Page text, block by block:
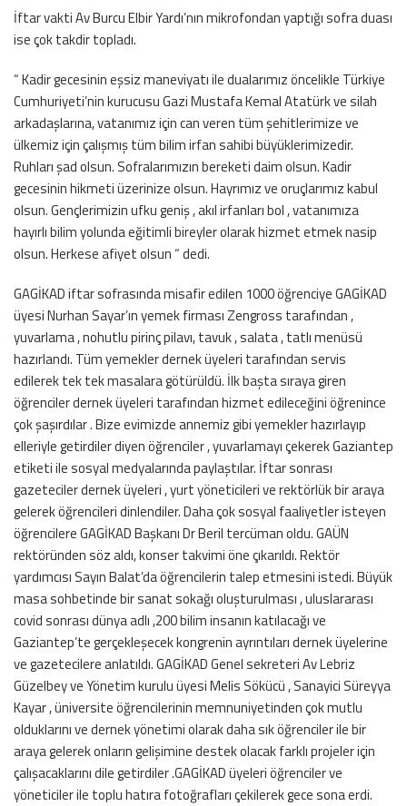
İftar vakti Av Burcu Elbir Yardı’nın mikrofondan yaptığı sofra duası
ise çok takdir topladı.
“ Kadir gecesinin eşsiz maneviyatı ile dualarımız öncelikle Türkiye
Cumhuriyeti’nin kurucusu Gazi Mustafa Kemal Atatürk ve silah
arkadaşlarına, vatanımız için can veren tüm şehitlerimize ve
ülkemiz için çalışmış tüm bilim irfan sahibi büyüklerimizedir.
Ruhları şad olsun. Sofralarımızın bereketi daim olsun. Kadir
gecesinin hikmeti üzerinize olsun. Hayrımız ve oruçlarımız kabul
olsun. Gençlerimizin ufku geniş , akıl irfanları bol , vatanımıza
hayırlı bilim yolunda eğitimli bireyler olarak hizmet etmek nasip
olsun. Herkese afiyet olsun “ dedi.
GAGİKAD iftar sofrasında misafir edilen 1000 öğrenciye GAGİKAD
üyesi Nurhan Sayar’ın yemek firması Zengross tarafından ,
yuvarlama , nohutlu pirinç pilavı, tavuk , salata , tatlı menüsü
hazırlandı. Tüm yemekler dernek üyeleri tarafından servis
edilerek tek tek masalara götürüldü. İlk başta sıraya giren
öğrenciler dernek üyeleri tarafından hizmet edileceğini öğrenince
çok şaşırdılar . Bize evimizde annemiz gibi yemekler hazırlayıp
elleriyle getirdiler diyen öğrenciler , yuvarlamayı çekerek Gaziantep
etiketi ile sosyal medyalarında paylaştılar. İftar sonrası
gazeteciler dernek üyeleri , yurt yöneticileri ve rektörlük bir araya
gelerek öğrencileri dinlendiler. Daha çok sosyal faaliyetler isteyen
öğrencilere GAGİKAD Başkanı Dr Beril tercüman oldu. GAÜN
rektöründen söz aldı, konser takvimi öne çıkarıldı. Rektör
yardımcısı Sayın Balat’da öğrencilerin talep etmesini istedi. Büyük
masa sohbetinde bir sanat sokağı oluşturulması , uluslararası
covid sonrası dünya adlı ,200 bilim insanın katılacağı ve
Gaziantep’te gerçekleşecek kongrenin ayrıntıları dernek üyelerine
ve gazetecilere anlatıldı. GAGİKAD Genel sekreteri Av Lebriz
Güzelbey ve Yönetim kurulu üyesi Melis Sökücü , Sanayici Süreyya
Kayar , üniversite öğrencilerinin memnuniyetinden çok mutlu
olduklarını ve dernek yönetimi olarak daha sık öğrenciler ile bir
araya gelerek onların gelişimine destek olacak farklı projeler için
çalışacaklarını dile getirdiler .GAGİKAD üyeleri öğrenciler ve
yöneticiler ile toplu hatıra fotoğrafları çekilerek gece sona erdi.